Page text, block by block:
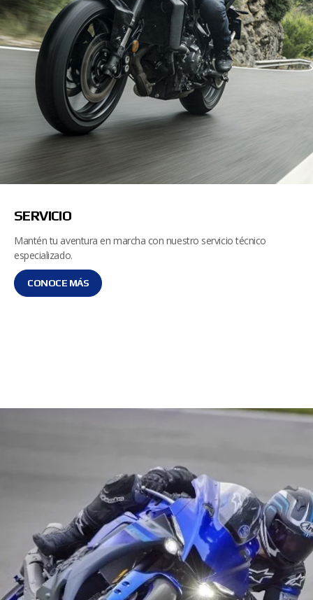
SERVICIO
Mantén tu aventura en marcha con nuestro servicio técnico
especializado.
CONOCE MÁS